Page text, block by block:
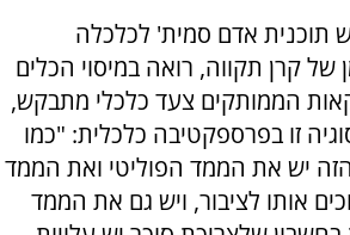
תוכנית אדם סמית' לכלכלה
של קרן תקווה, רואה במיסוי הכלים
הממותקים צעד כלכלי מתבקש,
זו בפרספקטיבה כלכלית: "כמו
יש את הממד הפוליטי ואת הממד
אותו לציבור, ויש גם את הממד